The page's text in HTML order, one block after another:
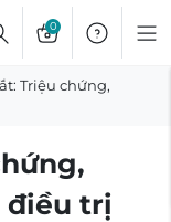
0
Triệu chứng,
điều trị